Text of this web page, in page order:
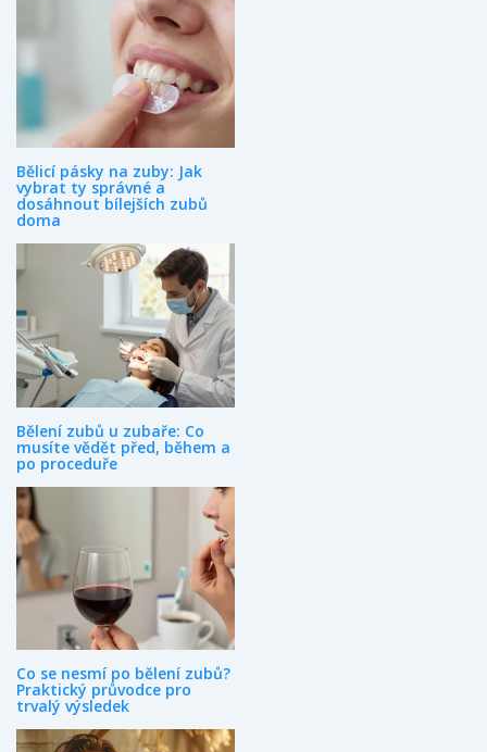
Bělicí pásky na zuby: Jak
vybrat ty správné a
dosáhnout bílejších zubů
doma
Bělení zubů u zubaře: Co
musíte vědět před, během a
po proceduře
Co se nesmí po bělení zubů?
Praktický průvodce pro
trvalý výsledek